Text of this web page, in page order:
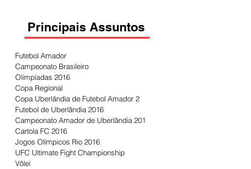
Principais Assuntos
Futebol Amador
Campeonato Brasileiro
Olimpíadas 2016
Copa Regional
Copa Uberlândia de Futebol Amador 2
Futebol de Uberlândia 2016
Campeonato Amador de Uberlândia 201
Cartola FC 2016
Jogos Olímpicos Rio 2016
UFC Ultimate Fight Championship
Vôlei